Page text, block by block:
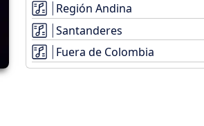
Región Andina
Santanderes
Fuera de Colombia